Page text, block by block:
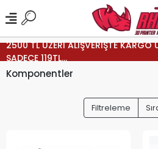
2500 TL ÜZERİ ALIŞVERİŞTE KARGO
SADECE 119TL...
Komponentler
Filtreleme